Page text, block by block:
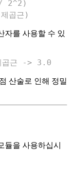
2^2)
곱근)
자를 사용할 수 있
곱근 -> 3.0
산술로 인해 정밀
듈을 사용하십시